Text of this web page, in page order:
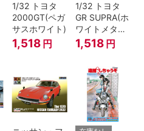
1/32 トヨタ
2000GT(ペガ
サスホワイト)
1,518 円
1/32 トヨタ
GR SUPRA(ホ
ワイトメタリ
ック)
1,518 円